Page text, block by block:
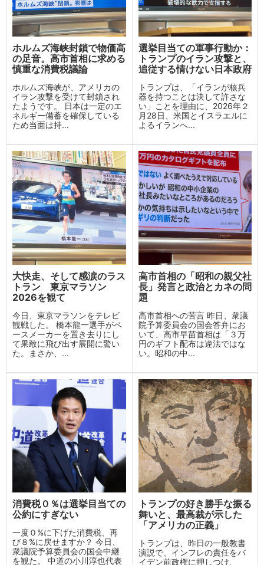
ホルムズ海峡封鎖で物価高
の足音。高市首相に求める
慎重な消費税議論
ホルムズ海峡が、アメリカの
イラン攻撃を受けて封鎖され
たようです。 日本は一定のエ
ネルギー備蓄を確保している
ため当面は持...
選挙目当ての軍事行動か：
トランプのイラン攻撃と、
追従する情けない日本政府
トランプは、「イランが核兵
器を持つことは決して許さな
い」ことを理由に、2026年２
月28日、米国とイスラエルに
よるイランへ...
大快走、そして感涙のラス
トラン 東京マラソン
2026を観て
今日、東京マラソンをテレビ
観戦した。 橋本龍一選手がペ
ースメーカーを置き去りにし
て果敢に飛び出す展開に驚い
た。まさか、...
高市首相の「昭和の親父社
長」発言と政治とカネの問
題
高市首相への苦言 昨日、衆議
院予算委員会の国会答弁にお
いて、高市早苗首相は「３万
円のギフト配布は違法ではな
い。昭和の中...
消費税０％は選挙目当ての
公約にすぎない
一度０%に下げた消費税、再
び８%に戻せますか？ 今日、
衆議院予算委員会の国会中継
を観た。 中道の小川淳也代表
トランプの好き勝手な振る
舞いと、最高裁が示した
「アメリカの正義」
トランプは、昨日の一般教書
演説で、インフレの責任をバ
イデン前政権に押しつけ、